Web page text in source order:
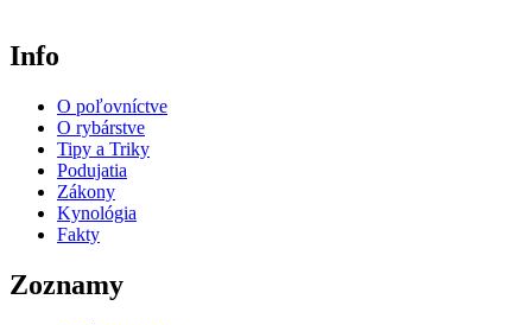
Info
O poľovníctve
O rybárstve
Tipy a Triky
Podujatia
Zákony
Kynológia
Fakty
Zoznamy